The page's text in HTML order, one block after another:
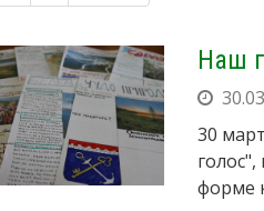
Наш
30
форме